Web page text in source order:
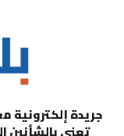
جريدة إلكترونية